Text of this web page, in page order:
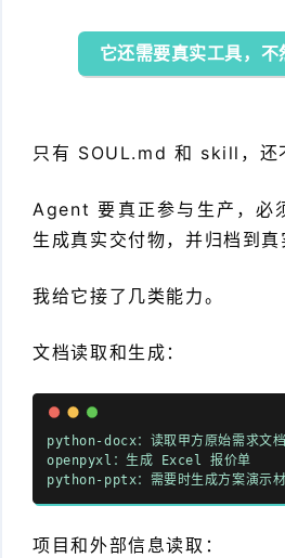
它还需要真实工具，不
只有 SOUL.md 和 skill，还
Agent 要真正参与生产，必
生成真实交付物，并归档到真
我给它接了几类能力。
文档读取和生成：
python-docx：读取甲方原始需求文档
openpyxl：生成 Excel 报价单
python-pptx：需要时生成方案演示
项目和外部信息读取：